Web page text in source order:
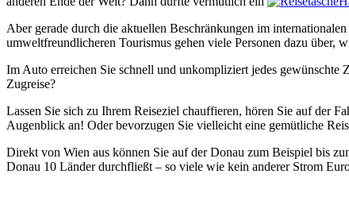
Aber gerade durch die aktuellen Beschränkungen im
umweltfreundlicheren Tourismus gehen viele Personen dazu über,
Im Auto erreichen Sie schnell und unkompliziert jedes gewünschte
Zugreise?
Lassen Sie sich zu Ihrem Reiseziel chauffieren, hören Sie auf der
Augenblick an! Oder bevorzugen Sie vielleicht eine gemütliche
Direkt von Wien aus können Sie auf der Donau zum Beispiel bis
Donau 10 Länder durchfließt – so viele wie kein anderer Strom